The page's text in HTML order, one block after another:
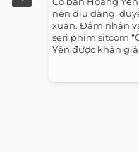
nên dịu dàng,
xuân. Đảm nhận
seri phim sitcom
Yến được khán